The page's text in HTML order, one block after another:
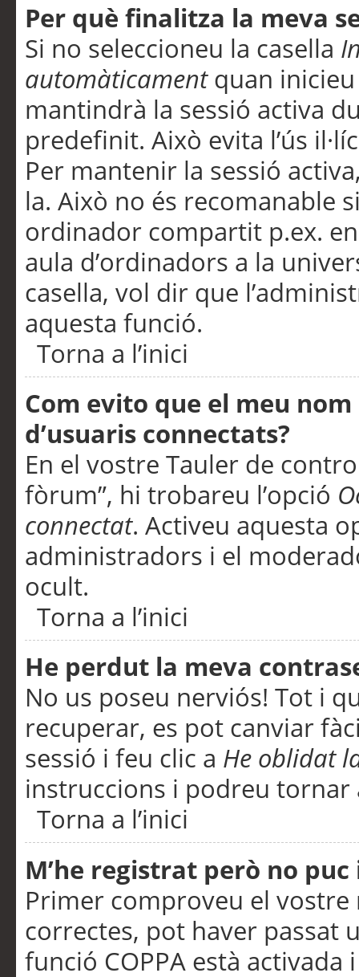
Per què finalitza la meva
Si no seleccioneu la casella
automàticamentquan inicieu
mantindrà la sessió activa
predefinit. Això evita l’ús
Per mantenir la sessió
la. Això no és recomanable
ordinador compartit p.ex.
aula d’ordinadors a la
casella, vol dir que
aquesta funció.
Torna a l’inici
Com evito que el meu
d’usuaris connectats?
En el vostre Tauler de
fòrum”, hi trobareu l’opció
connectat. Activeu aquesta
administradors i el
ocult.
Torna a l’inici
He perdut la meva
No us poseu nerviós! Tot i
recuperar, es pot canviar
sessió i feu clic a He oblidat
instruccions i podreu tornar
Torna a l’inici
M’he registrat però no
Primer comproveu el vostre
correctes, pot haver passat
funció COPPA està